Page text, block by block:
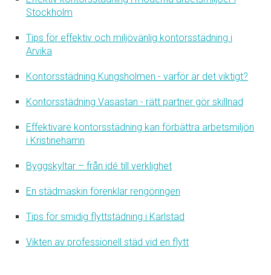
Stockholm
Tips för effektiv och miljövänlig kontorsstädning i
Arvika
Kontorsstädning Kungsholmen - varför är det viktigt?
Kontorsstädning Vasastan - rätt partner gör skillnad
Effektivare kontorsstädning kan förbättra arbetsmiljön
i Kristinehamn
Byggskyltar – från idé till verklighet
En städmaskin förenklar rengöringen
Tips för smidig flyttstädning i Karlstad
Vikten av professionell städ vid en flytt